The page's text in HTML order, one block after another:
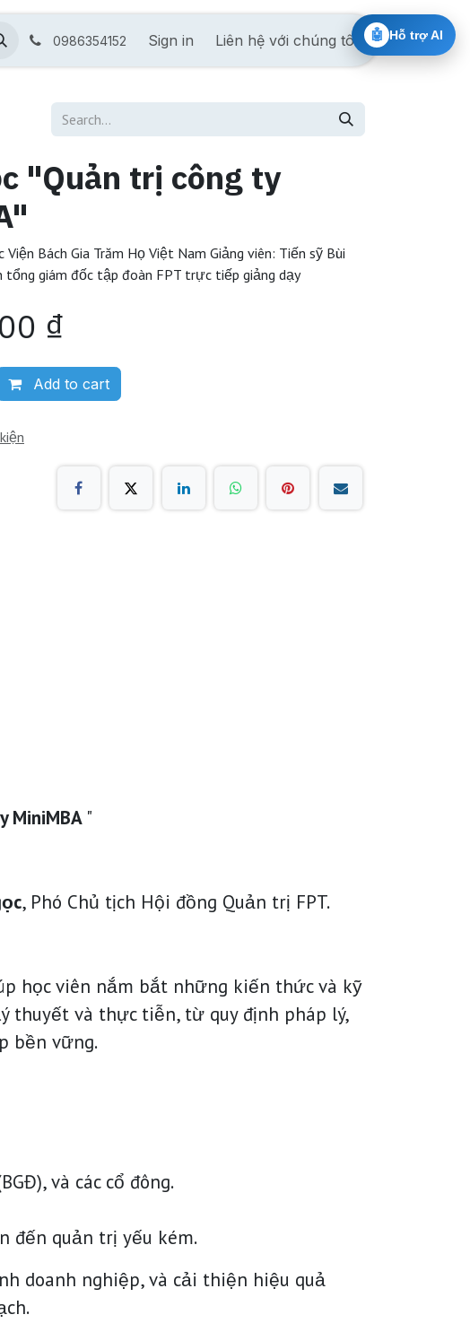
🤖 Hỗ trợ AI
Phần mềm ERP quản trị theo chuỗi Đào tạo cấp
0986354152 Sign in Liên hệ với chúng tôi
"Quản trị công ty
Bách Gia Trăm Họ Việt Nam Giảng viên: Tiến sỹ Bùi
tổng giám đốc tập đoàn FPT trực tiếp giảng dạy
₫
Add to cart
MiniMBA "
, Phó Chủ tịch Hội đồng Quản trị FPT.
học viên nắm bắt những kiến thức và kỹ
thuyết và thực tiễn, từ quy định pháp lý,
bền vững.
và các cổ đông.
đến quản trị yếu kém.
doanh nghiệp, và cải thiện hiệu quả